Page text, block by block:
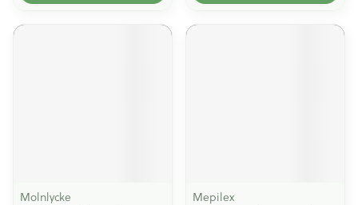
Molnlycke
Mepilex